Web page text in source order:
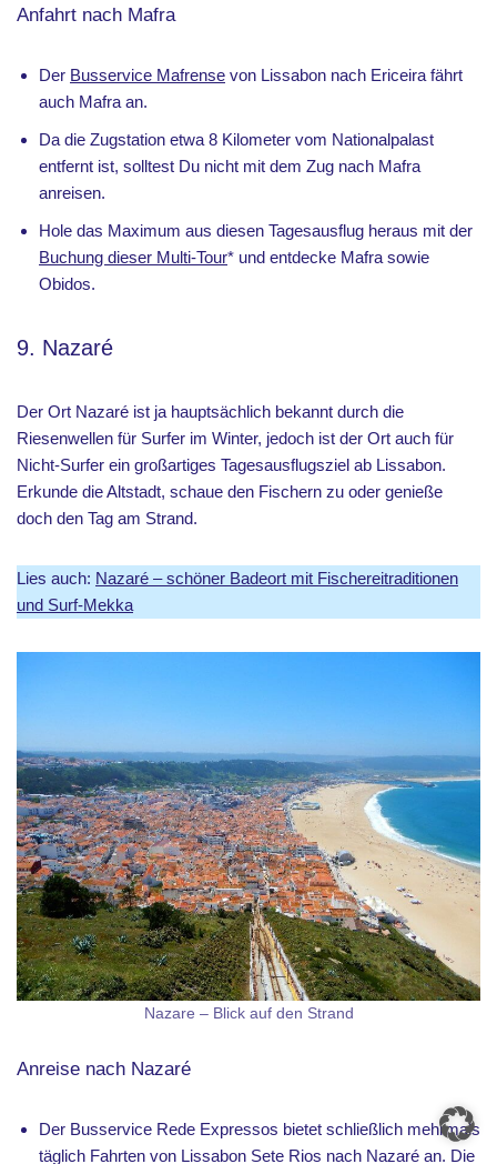
Anfahrt nach Mafra
Der Busservice Mafrense von Lissabon nach Ericeira fährt
auch Mafra an.
Da die Zugstation etwa 8 Kilometer vom Nationalpalast
entfernt ist, solltest Du nicht mit dem Zug nach Mafra
anreisen.
Hole das Maximum aus diesen Tagesausflug heraus mit der
Buchung dieser Multi-Tour* und entdecke Mafra sowie
Obidos.
9. Nazaré
Der Ort Nazaré ist ja hauptsächlich bekannt durch die
Riesenwellen für Surfer im Winter, jedoch ist der Ort auch für
Nicht-Surfer ein großartiges Tagesausflugsziel ab Lissabon.
Erkunde die Altstadt, schaue den Fischern zu oder genieße
doch den Tag am Strand.
Lies auch: Nazaré – schöner Badeort mit Fischereitraditionen
und Surf-Mekka
Nazare – Blick auf den Strand
Anreise nach Nazaré
Der Busservice Rede Expressos bietet schließlich mehrmals
täglich Fahrten von Lissabon Sete Rios nach Nazaré an. Die